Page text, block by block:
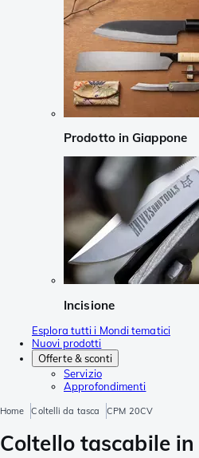
Prodotto in Giappone
Incisione
Esplora tutti i Mondi tematici
Nuovi prodotti
Offerte & sconti
Servizio
Approfondimenti
Home Coltelli da tasca CPM 20CV
Coltello tascabile